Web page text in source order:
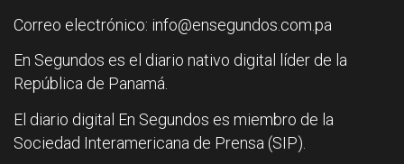
Correo electrónico: info@ensegundos.com.pa
En Segundos es el diario nativo digital líder de la
República de Panamá.
El diario digital En Segundos es miembro de la
Sociedad Interamericana de Prensa (SIP).